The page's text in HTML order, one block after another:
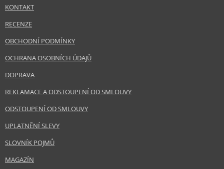
KONTAKT
RECENZE
OBCHODNÍ PODMÍNKY
OCHRANA OSOBNÍCH ÚDAJŮ
DOPRAVA
REKLAMACE A ODSTOUPENÍ OD SMLOUVY
ODSTOUPENÍ OD SMLOUVY
UPLATNĚNÍ SLEVY
SLOVNÍK POJMŮ
MAGAZÍN